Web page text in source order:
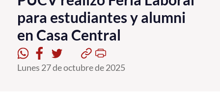
Investigación, Creación e Innovación
PUCV Internacional
Vinculación con el Medio
para estudiantes y alumni
en Casa Central
Lunes 27 de octubre de 2025